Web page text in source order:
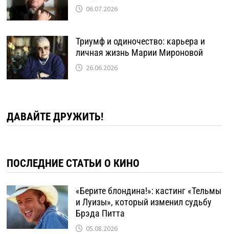
06.07.2026
Триумф и одиночество: карьера и
личная жизнь Марии Мироновой
26.06.2026
ДАВАЙТЕ ДРУЖИТЬ!
ПОСЛЕДНИЕ СТАТЬИ О КИНО
«Берите блондина!»: кастинг «Тельмы
и Луизы», который изменил судьбу
Брэда Питта
05.08.2026